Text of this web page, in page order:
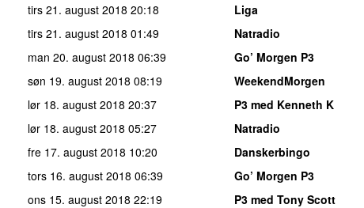
tirs 21. august 2018 20:18
Liga
tirs 21. august 2018 01:49
Natradio
man 20. august 2018 06:39
Go’ Morgen P3
søn 19. august 2018 08:19
WeekendMorgen
lør 18. august 2018 20:37
P3 med Kenneth K
lør 18. august 2018 05:27
Natradio
fre 17. august 2018 10:20
Danskerbingo
tors 16. august 2018 06:39
Go’ Morgen P3
ons 15. august 2018 22:19
P3 med Tony Scott